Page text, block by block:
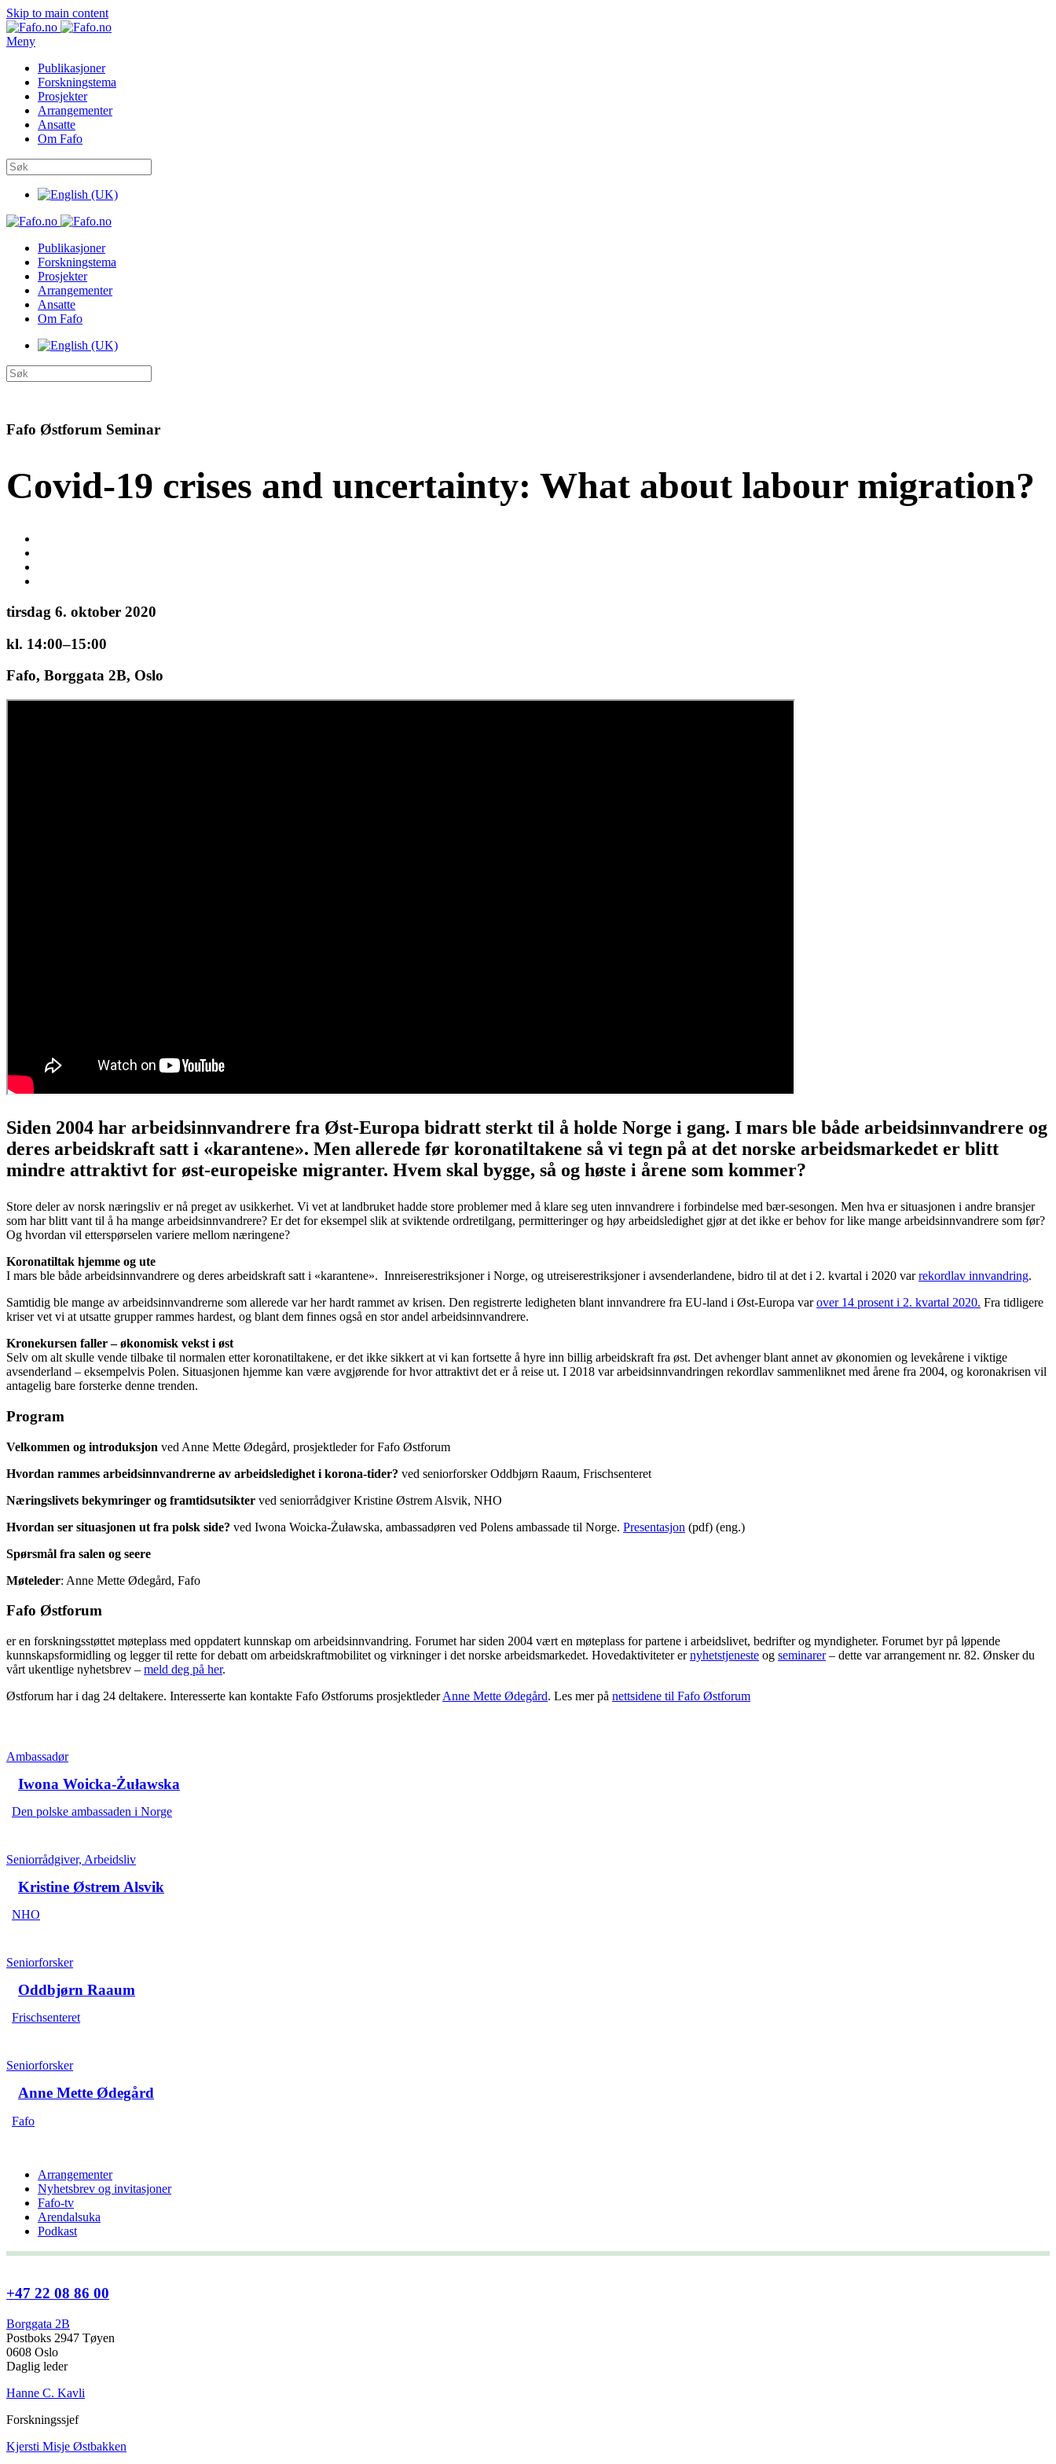
Skip to main content
Meny
Publikasjoner
Forskningstema
Prosjekter
Arrangementer
Ansatte
Om Fafo
Publikasjoner
Forskningstema
Prosjekter
Arrangementer
Ansatte
Om Fafo
Fafo Østforum Seminar
Covid-19 crises and uncertainty: What about labour migration?
tirsdag 6. oktober 2020
kl. 14:00–15:00
Fafo, Borggata 2B, Oslo
Siden 2004 har arbeidsinnvandrere fra Øst-Europa bidratt sterkt til å holde Norge i gang. I mars ble både arbeidsinnvandrere og
deres arbeidskraft satt i «karantene». Men allerede før koronatiltakene så vi tegn på at det norske arbeidsmarkedet er blitt
mindre attraktivt for øst-europeiske migranter. Hvem skal bygge, så og høste i årene som kommer?
Store deler av norsk næringsliv er nå preget av usikkerhet. Vi vet at landbruket hadde store problemer med å klare seg uten innvandrere i forbindelse med bær-sesongen. Men hva er situasjonen i andre bransjer
som har blitt vant til å ha mange arbeidsinnvandrere? Er det for eksempel slik at sviktende ordretilgang, permitteringer og høy arbeidsledighet gjør at det ikke er behov for like mange arbeidsinnvandrere som før?
Og hvordan vil etterspørselen variere mellom næringene?
Koronatiltak hjemme og ute
I mars ble både arbeidsinnvandrere og deres arbeidskraft satt i «karantene». Innreiserestriksjoner i Norge, og utreiserestriksjoner i avsenderlandene, bidro til at det i 2. kvartal i 2020 varrekordlav innvandring.
Samtidig ble mange av arbeidsinnvandrerne som allerede var her hardt rammet av krisen. Den registrerte ledigheten blant innvandrere fra EU-land i Øst-Europa varover 14 prosent i 2. kvartal 2020. Fra tidligere
kriser vet vi at utsatte grupper rammes hardest, og blant dem finnes også en stor andel arbeidsinnvandrere.
Kronekursen faller – økonomisk vekst i øst
Selv om alt skulle vende tilbake til normalen etter koronatiltakene, er det ikke sikkert at vi kan fortsette å hyre inn billig arbeidskraft fra øst. Det avhenger blant annet av økonomien og levekårene i viktige
avsenderland – eksempelvis Polen. Situasjonen hjemme kan være avgjørende for hvor attraktivt det er å reise ut. I 2018 var arbeidsinnvandringen rekordlav sammenliknet med årene fra 2004, og koronakrisen vil
antagelig bare forsterke denne trenden.
Program
Velkommen og introduksjon ved Anne Mette Ødegård, prosjektleder for Fafo Østforum
Hvordan rammes arbeidsinnvandrerne av arbeidsledighet i korona-tider? ved seniorforsker Oddbjørn Raaum, Frischsenteret
Næringslivets bekymringer og framtidsutsikter ved seniorrådgiver Kristine Østrem Alsvik, NHO
Hvordan ser situasjonen ut fra polsk side? ved Iwona Woicka-Żuławska, ambassadøren ved Polens ambassade til Norge. Presentasjon (pdf) (eng.)
Spørsmål fra salen og seere
Møteleder: Anne Mette Ødegård, Fafo
Fafo Østforum
er en forskningsstøttet møteplass med oppdatert kunnskap om arbeidsinnvandring. Forumet har siden 2004 vært en møteplass for partene i arbeidslivet, bedrifter og myndigheter. Forumet byr på løpende
kunnskapsformidling og legger til rette for debatt om arbeidskraftmobilitet og virkninger i det norske arbeidsmarkedet. Hovedaktiviteter ernyhetstjeneste og seminarer– dette var arrangement nr. 82. Ønsker du
vårt ukentlige nyhetsbrev – meld deg på her.
Østforum har i dag 24 deltakere. Interesserte kan kontakte Fafo Østforums prosjektlederAnne Mette Ødegård. Les mer på nettsidene til Fafo Østforum
Ambassadør
Iwona Woicka-Żuławska
Den polske ambassaden i Norge
Seniorrådgiver, Arbeidsliv
Kristine Østrem Alsvik
NHO
Seniorforsker
Oddbjørn Raaum
Frischsenteret
Seniorforsker
Anne Mette Ødegård
Fafo
Arrangementer
Nyhetsbrev og invitasjoner
Fafo-tv
Arendalsuka
Podkast
+47 22 08 86 00
Borggata 2B
Postboks 2947 Tøyen
0608 Oslo
Daglig leder
Hanne C. Kavli
Forskningssjef
Kjersti Misje Østbakken